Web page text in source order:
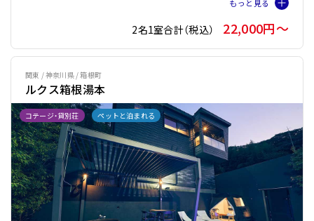
2名1室合計（税込） 22,000円〜
コテージ・貸別荘 ペットと泊まれる
関東 / 神奈川県 / 箱根町
ルクス箱根湯本